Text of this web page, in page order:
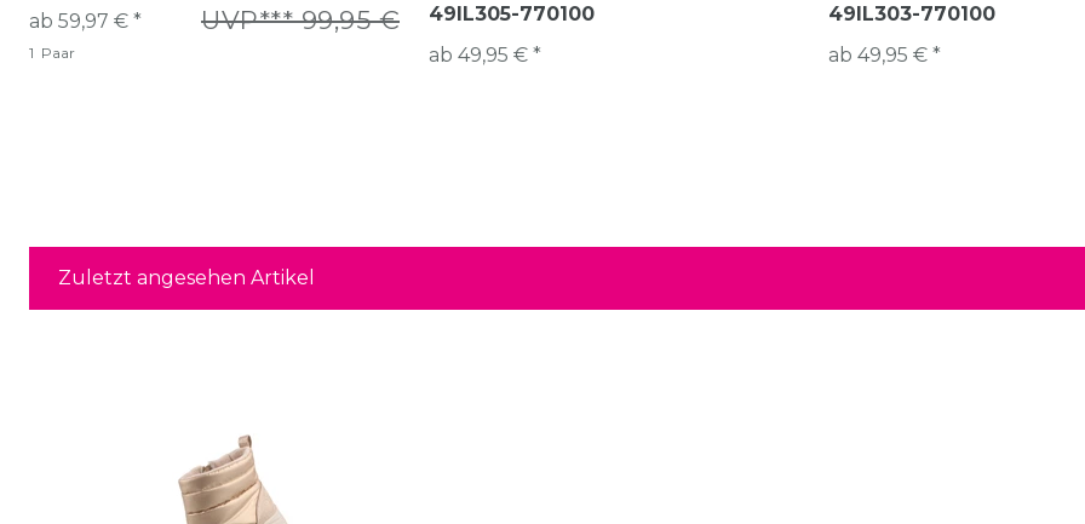
UVP*** 99,95 €
ab 59,97 € *
1 Paar
49IL305-770100
ab 49,95 € *
49IL303-770100
ab 49,95 € *
Zuletzt angesehen Artikel